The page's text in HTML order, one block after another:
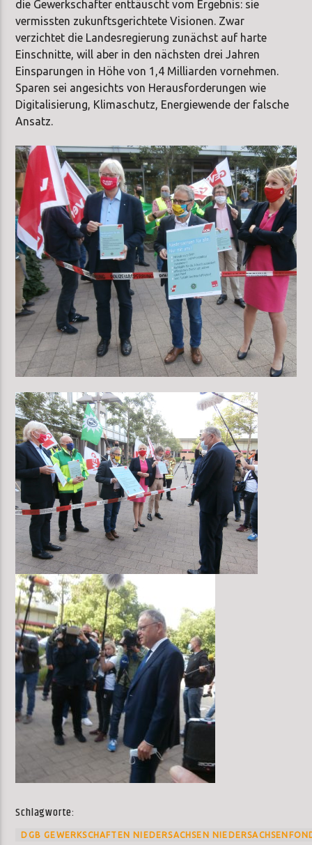
die Gewerkschafter enttäuscht vom Ergebnis: sie
vermissten zukunftsgerichtete Visionen. Zwar
verzichtet die Landesregierung zunächst auf harte
Einschnitte, will aber in den nächsten drei Jahren
Einsparungen in Höhe von 1,4 Milliarden vornehmen.
Sparen sei angesichts von Herausforderungen wie
Digitalisierung, Klimaschutz, Energiewende der falsche
Ansatz.
Schlagworte:
DGB GEWERKSCHAFTEN NIEDERSACHSEN